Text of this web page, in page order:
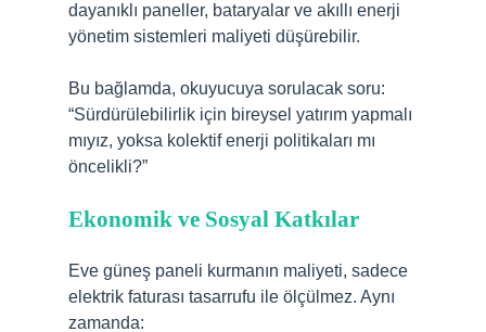
dayanıklı paneller, bataryalar ve akıllı enerji
yönetim sistemleri maliyeti düşürebilir.
Bu bağlamda, okuyucuya sorulacak soru:
“Sürdürülebilirlik için bireysel yatırım yapmalı
mıyız, yoksa kolektif enerji politikaları mı
öncelikli?”
Ekonomik ve Sosyal Katkılar
Eve güneş paneli kurmanın maliyeti, sadece
elektrik faturası tasarrufu ile ölçülmez. Aynı
zamanda: